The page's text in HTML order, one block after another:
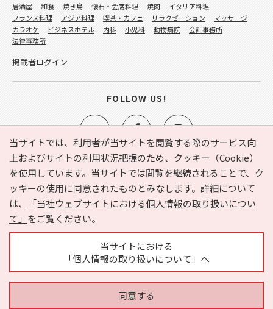
当サイトでは、利用者が当サイトを閲覧する際のサービス向
上およびサイトの利用状況把握のため、クッキー（Cookie）
を使用しています。当サイトでは閲覧を継続されることで、ク
ッキーの使用に同意されたものとみなします。詳細について
は、
「当社ウェブサイトにおける個人情報の取り扱いについ
て」 をご覧ください。
当サイトにおける
「個人情報の取り扱いについて」へ
同意する
e-NAVITA（イーナビタ）とは？ お気に入り
ヘルプ
利用規約
個人情報の取り扱いについて
運営会社
サイトマップ
広告掲載に関するお問い合わせ
居酒屋 和食 焼き鳥 懐石・会席料理 焼肉
イタリア料理
フランス料理
アジア料理 喫茶・カフェ リラクゼーション
マッサージ
カラオケ
ビジネスホテル 内科 小児科 動物病院
会計事務所
法律事務所
掲載者ログイン
FOLLOW US!
Copyright © HYOJITO.Co.,Ltd. All Rights Reserved.